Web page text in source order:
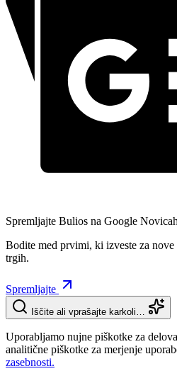
Spremljajte Bulios na Google
Bodite med prvimi, ki izveste za
trgih.
Spremljajte
Iščite ali vprašajte karkoli…
Uporabljamo nujne piškotke za
analitične piškotke za merjenje
zasebnosti.